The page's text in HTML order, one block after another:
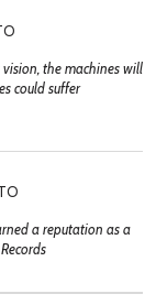
the machines will
could suffer
a reputation as a